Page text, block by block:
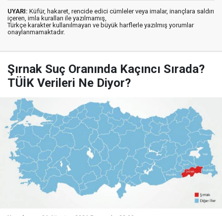
UYARI: Küfür, hakaret, rencide edici cümleler veya imalar, inançlara saldırı
içeren, imla kuralları ile yazılmamış,
Türkçe karakter kullanılmayan ve büyük harflerle yazılmış yorumlar
onaylanmamaktadır.
Şırnak Suç Oranında Kaçıncı Sırada?
TÜİK Verileri Ne Diyor?